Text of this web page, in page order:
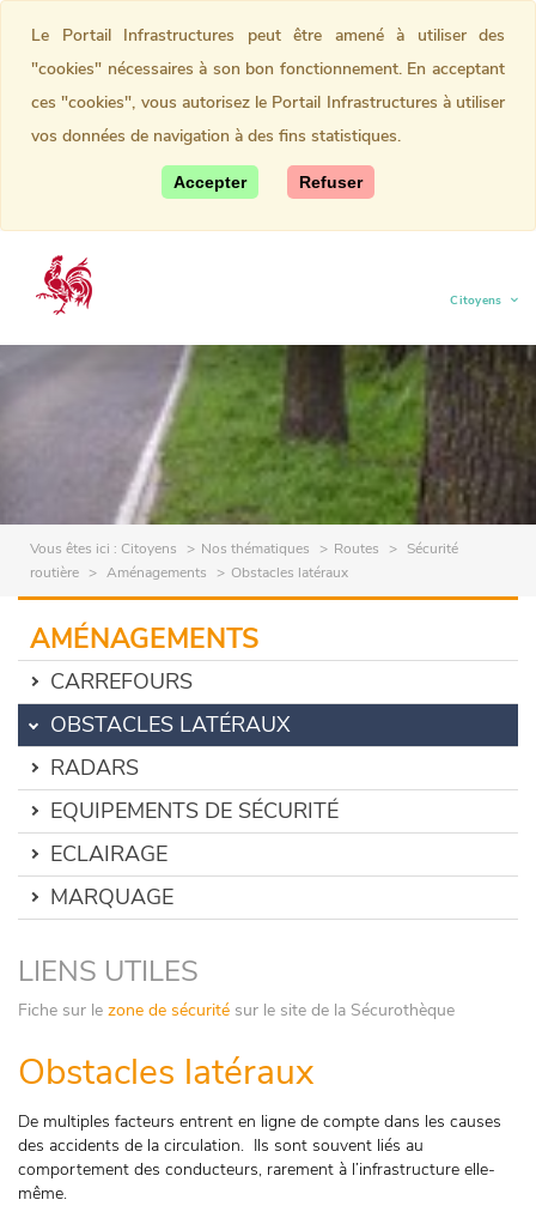
Citoyens
(current)
Vous êtes ici : Citoyens Nos thématiques Routes
Sécurité
routière
Aménagements Obstacles latéraux
AMÉNAGEMENTS
CARREFOURS
OBSTACLES LATÉRAUX
RADARS
EQUIPEMENTS DE SÉCURITÉ
ECLAIRAGE
MARQUAGE
LIENS UTILES
Fiche sur le zone de sécurité sur le site de la Sécurothèque
Obstacles latéraux
De multiples facteurs entrent en ligne de compte dans les causes
des accidents de la circulation. Ils sont souvent liés au
comportement des conducteurs, rarement à l’infrastructure elle-
même.
Le Portail Infrastructures peut être amené à utiliser des
"cookies" nécessaires à son bon fonctionnement. En acceptant
ces "cookies", vous autorisez le Portail Infrastructures à utiliser
vos données de navigation à des fins statistiques.
Accepter Refuser